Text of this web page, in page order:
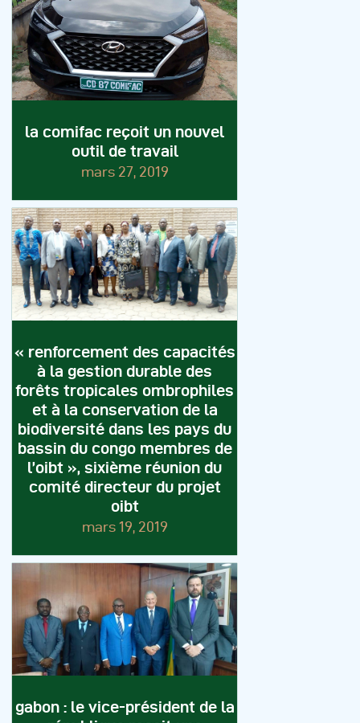
la comifac reçoit un nouvel
outil de travail
mars 27, 2019
« renforcement des capacités
à la gestion durable des
forêts tropicales ombrophiles
et à la conservation de la
biodiversité dans les pays du
bassin du congo membres de
l’oibt », sixième réunion du
comité directeur du projet
oibt
mars 19, 2019
gabon : le vice-président de la